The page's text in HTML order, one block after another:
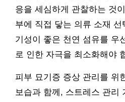
응을 세심하게 관찰하는 것
부에 직접 닿는 의류 소재
기성이 좋은 천연 섬유를 우
로 인한 자극을 최소화해야
피부 묘기증 증상 관리를 위
보습과 함께, 스트레스 관리